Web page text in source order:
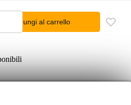
Aggiungi al carrello